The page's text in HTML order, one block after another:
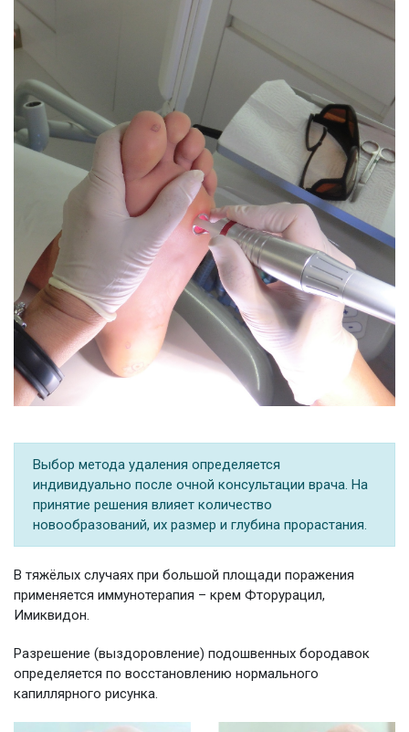
Выбор метода удаления определяется
индивидуально после очной консультации врача. На
принятие решения влияет количество
новообразований, их размер и глубина прорастания.
В тяжёлых случаях при большой площади поражения
применяется иммунотерапия – крем Фторурацил,
Имиквидон.
Разрешение (выздоровление) подошвенных бородавок
определяется по восстановлению нормального
капиллярного рисунка.